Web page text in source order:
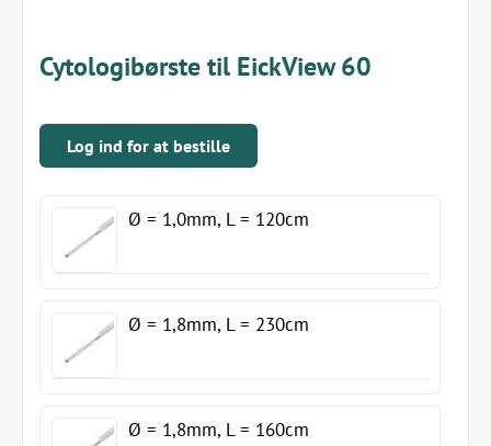
Cytologibørste til EickView 60
Log ind for at bestille
Ø = 1,0mm, L = 120cm
Ø = 1,8mm, L = 230cm
Ø = 1,8mm, L = 160cm